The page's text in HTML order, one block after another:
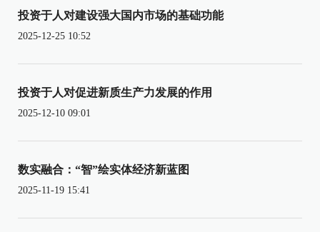
投资于人对建设强大国内市场的基础功能
2025-12-25 10:52
投资于人对促进新质生产力发展的作用
2025-12-10 09:01
数实融合：“智”绘实体经济新蓝图
2025-11-19 15:41